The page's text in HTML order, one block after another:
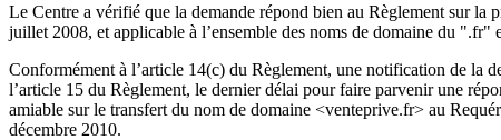
Le Centre a vérifié que la demande répond bien au Règlement sur
juillet 2008, et applicable à l’ensemble des noms de domaine du
Conformément à l’article 14(c) du Règlement, une notification de la
l’article 15 du Règlement, le dernier délai pour faire parvenir une
amiable sur le transfert du nom de domaine <venteprive.fr> au
décembre 2010.